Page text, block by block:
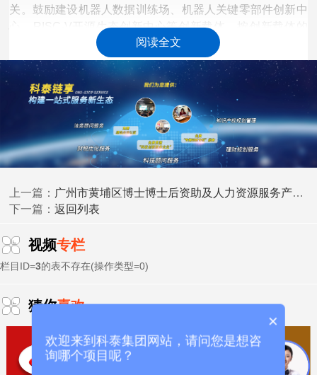
关。鼓励建设机器人数据训练场、机器人关键零部件创新中
心、RISC-V开源生态创新中心等创新载体，按创新载体的
设备和软件投入不超过30%的比例，给予
累计最高1000万元
的资助。对新获得人工智能与机器人领域国家级、省级制造
业创新中心称号的，分别给予最高
1000万元、500万元
的配
套资金支持。
三、申报条件
(一)申报单位具有较强的研发能力，项目团队在所属产
阅读全文
上一篇： 广州市黄埔区博士博士后资助及人力资源服务产业园扶持等政策兑现申报时间、条件要求、补助奖励
下一篇：返回列表
视频专栏
栏目ID=3的表不存在(操作类型=0)
猜你喜欢
×
欢迎来到科泰集团网站，请问您是想咨
询哪个项目呢？